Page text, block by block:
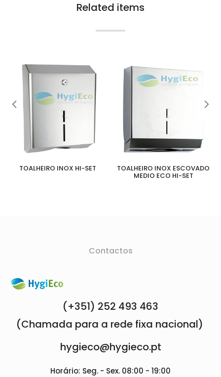
Related items
TOALHEIRO INOX HI-SET TOALHEIRO INOX ESCOVADO
MEDIO ECO HI-SET
Contactos
(+351) 252 493 463
(Chamada para a rede fixa nacional)
hygieco@hygieco.pt
Horário: Seg. - Sex. 08:00 - 19:00